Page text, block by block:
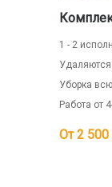
1 - 2
Удаляются
Уборка
Работа от
От 2 500